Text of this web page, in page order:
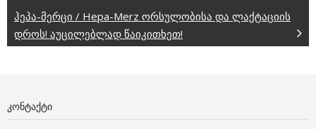
ჰეპა-მერცი / Hepa-Merz ორსულობისა და ლაქტაციის
დროს! აუცილებლად წაიკითხეთ!
ᲙᲝᲜᲢᲐᲥᲢᲘ